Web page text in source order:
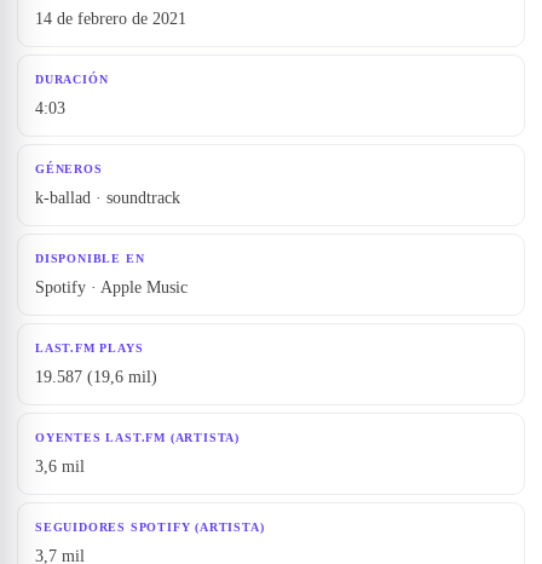
14 de febrero de 2021
DURACIÓN
4:03
GÉNEROS
k-ballad · soundtrack
DISPONIBLE EN
Spotify · Apple Music
LAST.FM PLAYS
19.587 (19,6 mil)
OYENTES LAST.FM (ARTISTA)
3,6 mil
SEGUIDORES SPOTIFY (ARTISTA)
3,7 mil